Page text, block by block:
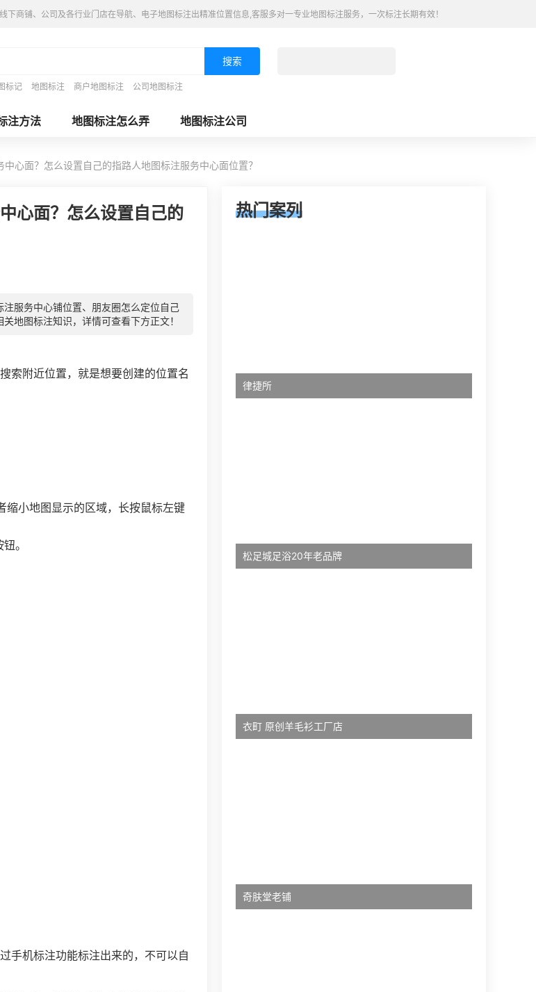
商铺、公司及各行业门店在导航、电子地图标注出精准位置信息,客服多对一专业地图标注服务，一次标注长期有效！
搜索
标记 地图标注 商户地图标注 公司地图标注
注方法 地图标注怎么弄 地图标注公司
心面？怎么设置自己的指路人地图标注服务中心面位置？
心面？怎么设置自己的
注服务中心铺位置、朋友圈怎么定位自己
地图标注知识，详情可查看下方正文！
索附近位置，就是想要创建的位置名
缩小地图显示的区域，长按鼠标左键
。
手机标注功能标注出来的，不可以自
热门案列
律捷所
松足城足浴20年老品牌
衣町 原创羊毛衫工厂店
奇肤堂老铺